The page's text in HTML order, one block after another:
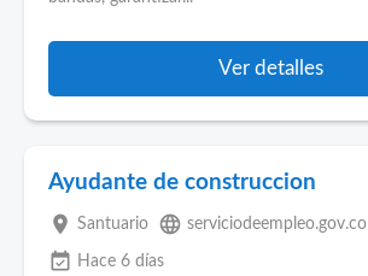
Ver detalles
Ayudante de construccion
place Santuario language serviciodeempleo.gov.co
event_available Hace 6 días